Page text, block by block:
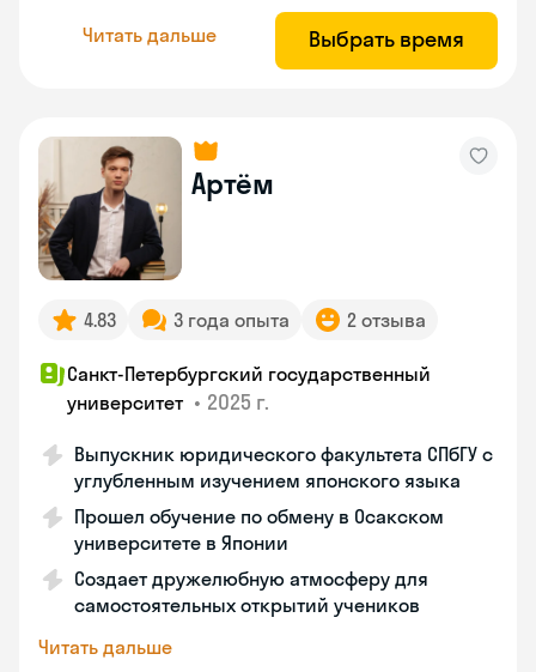
Читать дальше Выбрать время
Артём
4.83 3 года опыта 2 отзыва
Санкт-Петербургский государственный
университет • 2025 г.
Выпускник юридического факультета СПбГУ с
углубленным изучением японского языка
Прошел обучение по обмену в Осакском
университете в Японии
Создает дружелюбную атмосферу для
самостоятельных открытий учеников
Читать дальше